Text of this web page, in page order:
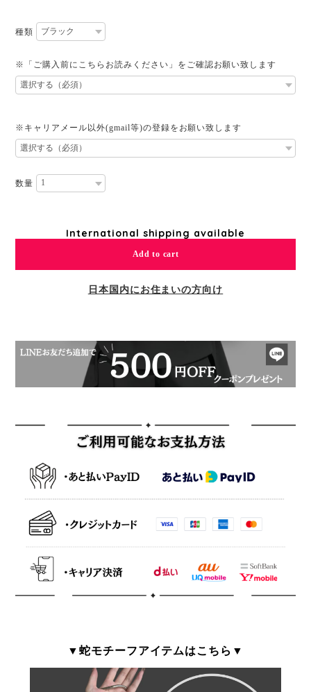
種類
※「ご購入前にこちらお読みください」をご確認お願い致します
※キャリアメール以外(gmail等)の登録をお願い致します
数量
International shipping available
Add to cart
日本国内にお住まいの方向け
▼蛇モチーフアイテムはこちら▼